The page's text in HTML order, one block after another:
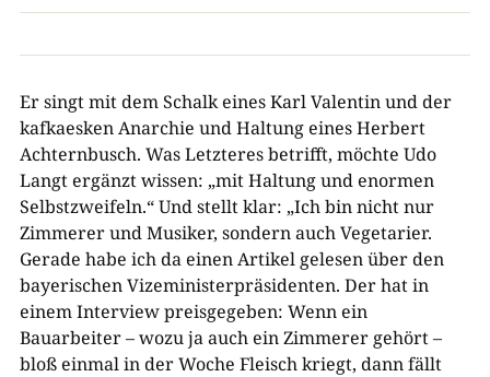
​Er singt mit dem Schalk eines Karl Valentin und der
kafkaesken Anarchie und Haltung eines Herbert
Achternbusch. Was Letzteres betrifft, möchte Udo
Langt ergänzt wissen: „mit Haltung und enormen
Selbstzweifeln.“ Und stellt klar: „Ich bin nicht nur
Zimmerer und Musiker, sondern auch Vegetarier.
Gerade habe ich da einen Artikel gelesen über den
bayerischen Vizeministerpräsidenten. Der hat in
einem Interview preisgegeben: Wenn ein
Bauarbeiter – wozu ja auch ein Zimmerer gehört –
bloß einmal in der Woche Fleisch kriegt, dann fällt